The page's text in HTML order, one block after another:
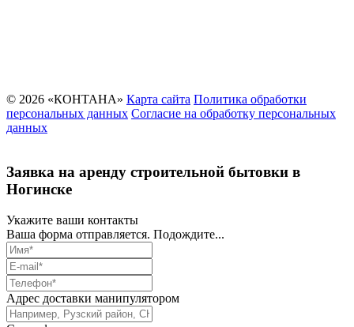
© 2026 «КОНТАНА» Карта сайта Политика обработки
персональных данных Согласие на обработку персональных
данных
Заявка на аренду строительной бытовки в
Ногинске
Укажите ваши контакты
Ваша форма отправляется. Подождите...
Адрес доставки манипулятором